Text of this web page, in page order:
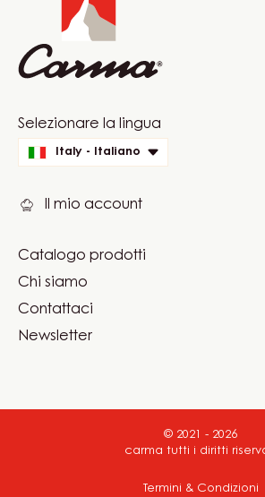
Website
quick
Selezionare la lingua
Italy - Italiano
Il mio account
Footer
Carma
Catalogo prodotti
Chi siamo
Contattaci
Newsletter
© 2021 - 2026
carma tutti i diritti
Termini & Condizioni